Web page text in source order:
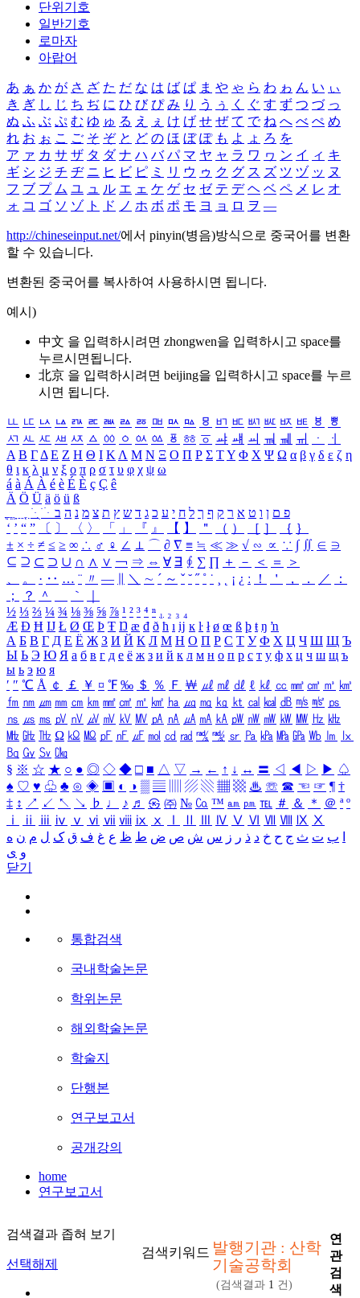
단위기호
일반기호
로마자
아랍어
あ ぁ か が さ ざ た だ な は ば ぱ ま や ゃ ら わ ゎ ん い ぃ
き ぎ し じ ち ぢ に ひ び ぴ み り う ぅ く ぐ す ず つ づ っ
ぬ ふ ぶ ぷ む ゆ ゅ る え ぇ け げ せ ぜ て で ね へ べ ぺ め
れ お ぉ こ ご そ ぞ と ど の ほ ぼ ぽ も よ ょ ろ を
ア ァ カ サ ザ タ ダ ナ ハ バ パ マ ヤ ャ ラ ワ ヮ ン イ ィ キ
ギ シ ジ チ ヂ ニ ヒ ビ ピ ミ リ ウ ゥ ク グ ス ズ ツ ヅ ッ ヌ
フ ブ プ ム ユ ュ ル エ ェ ケ ゲ セ ゼ テ デ ヘ ベ ペ メ レ オ
ォ コ ゴ ソ ゾ ト ド ノ ホ ボ ポ モ ヨ ョ ロ ヲ ―
http://chineseinput.net/에서 pinyin(병음)방식으로 중국어를 변환
할 수 있습니다.
변환된 중국어를 복사하여 사용하시면 됩니다.
예시)
中文 을 입력하시려면 zhongwen을 입력하시고 space를
누르시면됩니다.
北京 을 입력하시려면 beijing을 입력하시고 space를 누르
시면 됩니다.
ㅥ ㅦ ㅧ ㅨ ㅩ ㅪ ㅫ ㅬ ㅭ ㅮ ㅯ ㅰ ㅱ ㅲ ㅳ ㅴ ㅵ ㅶ ㅷ ㅸ
ㅹ
ㅺ ㅻ ㅼ ㅽ ㅾ ㅿ ㆀ ㆁ ㆂ ㆃ ㆄ ㆅ ㆆ ㆇ ㆈ ㆉ ㆊ ㆋ ㆌ ㆍ
ㆎ
Α Β ΓΔ Ε Ζ Η Θ Ι ΚΛ Μ Ν Ξ Ο Π Ρ Σ ΤΥ Φ Χ Ψ Ω α β γ δ ε ζ η
θ ι κ λ μ ν ξ ο π ρ σ τ υ φ χ ψ ω
á à Á À é è É È ç Ç ê
Ä Ö Ü ä ö ü ß
ִֶֹ ֻּ ׁׂ פ ם ן ו ט א ר ק ף ך ל ח י ע כ ג ד ש ץ ת צ מ נ ה ב
‘ ’ “ ” 〔 〕 〈 〉 「 」 『 』 【 】 ＂ （ ） ［ ］ ｛ ｝
± × ÷ ≠ ≤ ≥ ∞ ∴ ♂ ♀ ∠ ⊥ ⌒ ∂ ∇ ≡ ≒ ≪ ≫ √ ∽ ∝ ∵ ∫ ∬ ∈ ∋
⊆ ⊇ ⊂ ⊃ ∪ ∩ ∧ ∨ ￢ ⇒ ⇔ ∀ ∃ ∮ ∑ ∏ ＋ － ＜ ＝
＞
、
。 · ‥ … ¨ 〃 ― ＼ ∼ ´ ～ ˇ ˘ ˝ ˚ ˙ ¸ ¡ ¿ ː ！ ＇ ， ． ／
：
；
？ ＾ ｀
½ ⅓ ⅔ ¼ ¾ ⅛ ⅜ ⅝ ⅞ ¹ ² ³ ⁴ ⁿ ₁ ₂ ₃ ₄
Æ Ð Ħ Ĳ Ł Ø Œ Þ Ŧ Ŋ æ đ ð ħ ı ĳ ĸ ŀ ł ø œ ß þ ŧ ŋ ŉ
А Б В Г Д Е Ё Ж З И Й К Л М Н О П Р С Т У Ф Х Ц Ч Ш Щ Ъ
Ы Ь Э Ю Я а б в г д е ё ж з и й к л м н о п р с т у ф х ц ч ш щ ъ
ы ь э ю я
′ ″ ℃ Å ￠ ￡ ￥ ¤ ℉ ‰ ＄ ％ Ｆ ￦ ㎕ ㎖ ㎗ ℓ ㎘ ㏄ ㎣ ㎤ ㎥ ㎦
㎙ ㎚ ㎛ ㎜ ㎝ ㎞ ㎟ ㎠ ㎡ ㎢ ㏊ ㎍ ㎎ ㎏ ㏏ ㎈ ㎉ ㏈ ㎧ ㎨ ㎰
㎱ ㎲ ㎳ ㎴ ㎵ ㎶ ㎷ ㎸ ㎹ ㎀ ㎁ ㎂ ㎃ ㎄ ㎺ ㎻ ㎽ ㎾ ㎿ ㎐ ㎑
㎒ ㎓ ㎔ Ω ㏀ ㏁ ㎊ ㎋ ㎌ ㏖ ㏅ ㎭ ㎮ ㎯ ㏛ ㎩ ㎪ ㎫ ㎬ ㏝ ㏐
㏓
㏃ ㏉ ㏜ ㏆
§ ※ ☆ ★ ○ ● ◎ ◇ ◆ □ ■ △ ▽ → ← ↑ ↓ ↔ 〓 ◁ ◀ ▷ ▶ ♤
♠ ♡ ♥ ♧ ♣ ⊙ ◈ ▣ ◐ ◑ ▒ ▤ ▨ ▧ ▦ ▩ ♨ ☏ ☎ ☜ ☞ ¶ †
‡ ↕ ↗ ↙ ↖ ↘ ♭ ♩ ♪ ♬ ㉿ ㈜ № ㏇ ™ ㏂ ㏘ ℡ ＃ ＆ ＊ ＠ ª º
ⅰ
ⅱ ⅲ ⅳ ⅴ ⅵ ⅶ ⅷ ⅸ ⅹ Ⅳ Ⅴ Ⅵ Ⅶ Ⅷ Ⅸ Ⅹ
ب ت ث ج ح خ د ذ ر ز س ش ص ض ط ظ ع غ ف ق ک ل م ن ه
و ی
닫기
통합검색
국내학술논문
학위논문
해외학술논문
학술지
단행본
연구보고서
공개강의
home
연구보고서
검색결과 좁혀 보기
선택해제
검색키워드 발행기관 : 산학
기술공학회
(검색결과 1 건)
연
관
검
색